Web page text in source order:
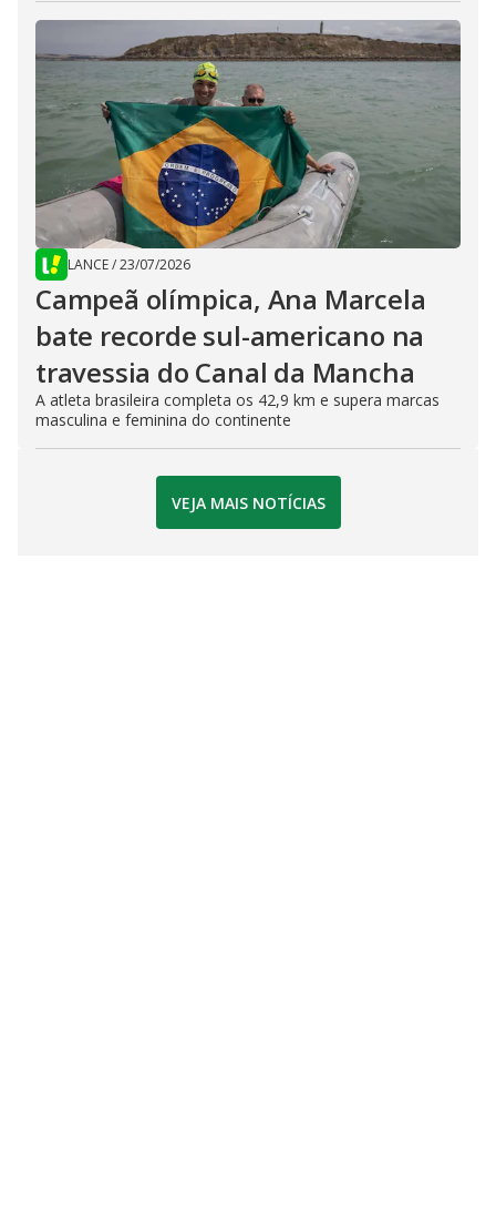
LANCE/23/07/2026
Campeã olímpica, Ana Marcela
bate recorde sul-americano na
travessia do Canal da Mancha
A atleta brasileira completa os 42,9 km e supera marcas
masculina e feminina do continente
VEJA MAIS NOTÍCIAS